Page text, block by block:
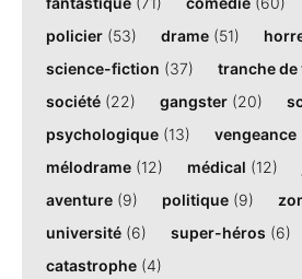
policier (53) drame (51)
science-fiction (37) tranche de
société (22) gangster (20)
psychologique (13) vengeance
mélodrame (12) médical (12)
aventure (9) politique (9)
université (6) super-héros (6)
catastrophe (4)